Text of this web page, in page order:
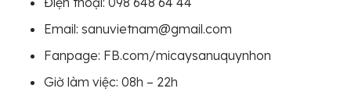
Email: sanuvietnam@gmail.com
Fanpage: FB.com/micaysanuquynhon
Giờ làm việc: 08h – 22h